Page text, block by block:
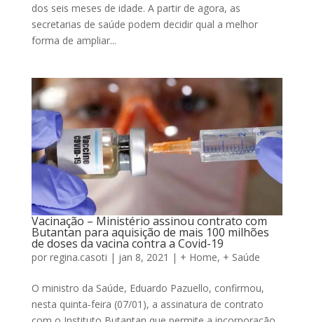
dos seis meses de idade. A partir de agora, as
secretarias de saúde podem decidir qual a melhor
forma de ampliar...
Vacinação – Ministério assinou contrato com
Butantan para aquisição de mais 100 milhões
de doses da vacina contra a Covid-19
por regina.casoti | jan 8, 2021 | + Home, + Saúde
O ministro da Saúde, Eduardo Pazuello, confirmou,
nesta quinta-feira (07/01), a assinatura de contrato